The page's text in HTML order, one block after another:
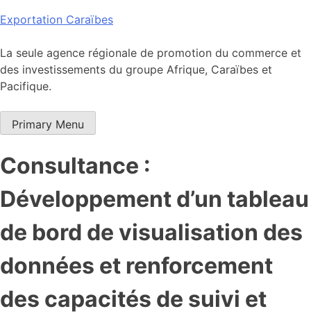
Skip
content
Exportation Caraïbes
La seule agence régionale de promotion du commerce et
des investissements du groupe Afrique, Caraïbes et
Pacifique.
Primary Menu
Consultance :
Développement d’un tableau
de bord de visualisation des
données et renforcement
des capacités de suivi et